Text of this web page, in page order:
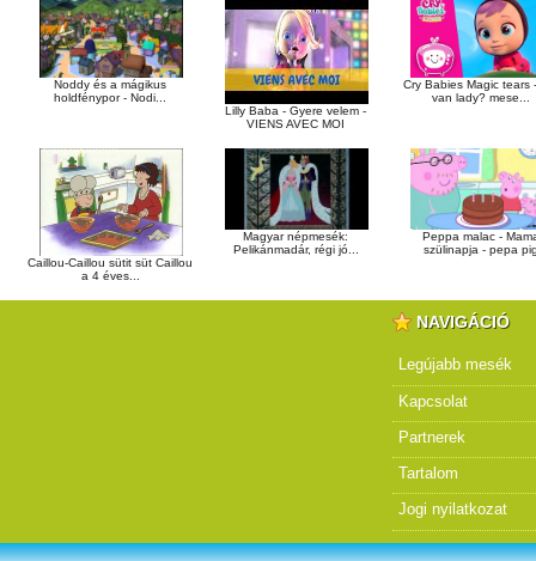
Noddy és a mágikus
holdfénypor - Nodi...
Lilly Baba - Gyere velem -
VIENS AVEC MOI
Cry Babies Magic tears
van lady? mese...
Caillou-Caillou sütit süt Caillou
a 4 éves...
Magyar népmesék:
Pelikánmadár, régi jó...
Peppa malac -
szülinapja - pepa
NAVIGÁCIÓ
Legújabb mesék
Kapcsolat
Partnerek
Tartalom
Jogi nyilatkozat